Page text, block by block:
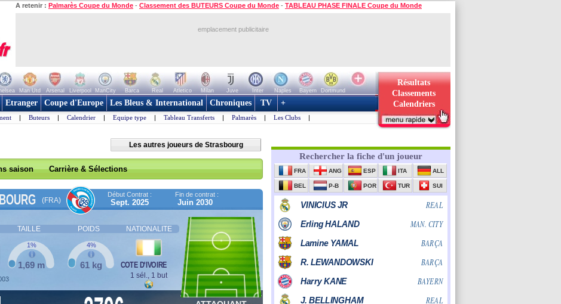
A retenir : Palmarès Coupe du Monde - Classement des BUTEURS Coupe du Monde - TABLEAU PHASE FINALE Coupe du Monde
emplacement publicitaire
Man Utd Arsenal Liverpool ManCity Barca Real Atletico Milan Juve Inter Naples Bayern
Dortmund
Résultats
Classements
Calendriers
Etranger Coupe d'Europe Les Bleus & International Chroniques TV +
| Buteurs | Calendrier | Equipe type | Tableau Transferts | Palmarès | Les Clubs |
Les autres joueurs de Strasbourg
saison Carrière & Sélections
(FRA)
Début Contrat :
Sept. 2025
Fin de contrat :
Juin 2030
TAILLE POIDS NATIONALITE
1,69 m
1%
61 kg
4%
COTE D'IVOIRE
1 sél., 1 but